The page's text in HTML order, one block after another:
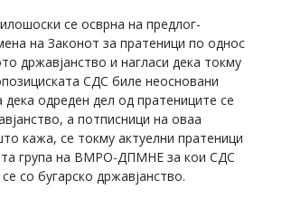
се осврна на предлог-
на Законот за пратеници по однос
државјанство и нагласи дека токму
СДС биле неосновани
одреден дел од пратениците се
а потписници на оваа
кажа, се токму актуелни пратеници
група на ВМРО-ДПМНЕ за кои СДС
со бугарско државјанство.